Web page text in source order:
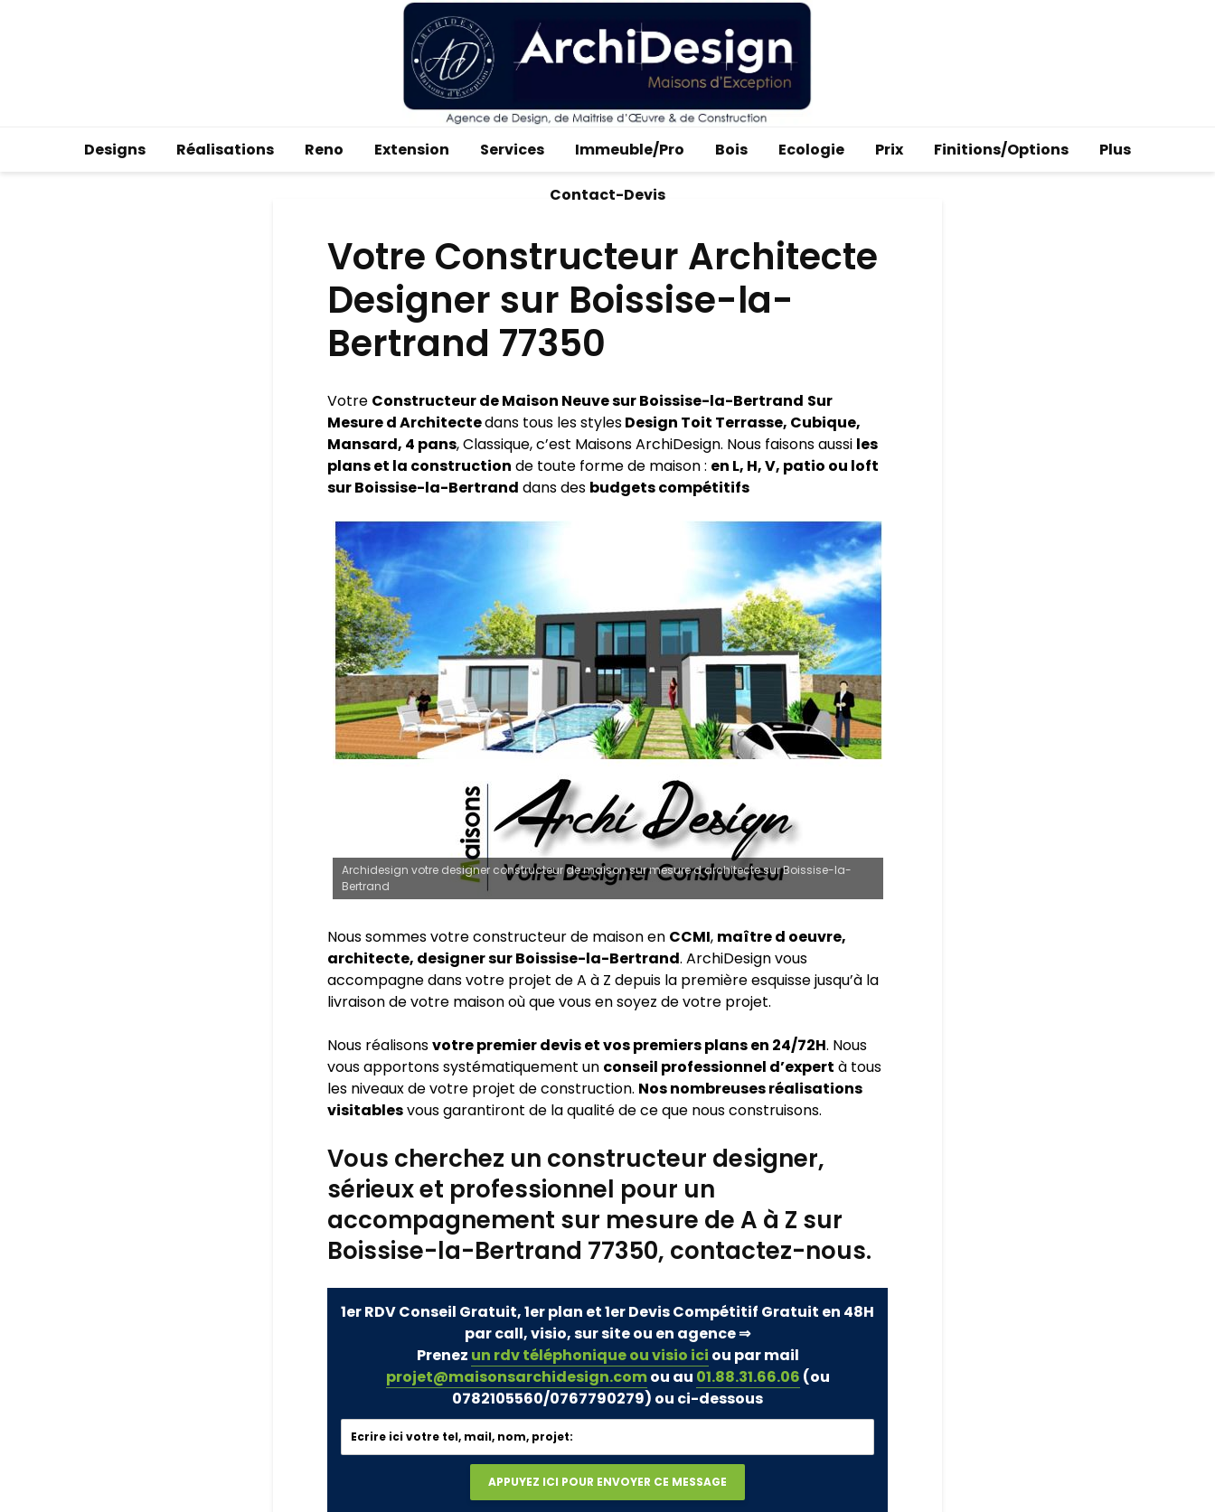
Designs Réalisations Reno Extension Services Immeuble/Pro Bois Ecologie Prix Finitions/Options Plus
Contact-Devis
Votre Constructeur Architecte
Designer sur Boissise-la-
Bertrand 77350
Votre Constructeur de Maison Neuve sur Boissise-la-Bertrand Sur
Mesure d Architectedans tous les stylesDesign Toit Terrasse, Cubique,
Mansard, 4 pans, Classique, c’est Maisons ArchiDesign. Nous faisons aussi les
plans et la construction de toute forme de maison : en L, H, V, patio ou loft
sur Boissise-la-Bertrand dans des budgets compétitifs
Archidesign votre designer constructeur de maison sur mesure d architecte sur Boissise-la-
Bertrand
Nous sommes votre constructeur de maison en CCMI, maître d oeuvre,
architecte, designer sur Boissise-la-Bertrand. ArchiDesign vous
accompagne dans votre projet de A à Z depuis la première esquisse jusqu’à la
livraison de votre maison où que vous en soyez de votre projet.
Nous réalisonsvotre premier devis et vos premiers plans en 24/72H. Nous
vous apportons systématiquement un conseil professionnel d’expert à tous
les niveaux de votre projet de construction. Nos nombreuses réalisations
visitablesvous garantiront de la qualité de ce que nous construisons.
Vous cherchez un constructeur designer,
sérieux et professionnel pour un
accompagnement sur mesure de A à Z sur
Boissise-la-Bertrand 77350, contactez-nous.
1er RDV Conseil Gratuit, 1er plan et 1er Devis Compétitif Gratuit en 48H
par call, visio, sur site ou en agence ⇒
Prenez un rdv téléphonique ou visio ici ou par mail
projet@maisonsarchidesign.comou au 01.88.31.66.06 (ou
0782105560/0767790279) ou ci-dessous